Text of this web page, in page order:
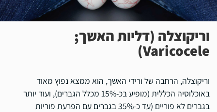
וריקוצלה (דליות האשך;
Varicocele)
וריקוצלה, הרחבה של ורידי האשך, הוא ממצא נפוץ מאוד
באוכלוסיה הכללית (מופיע בכ-15% מכלל הגברים), ועוד יותר
בגברים לא פוריים (עד כ-35% בגברים עם הפרעת פוריות